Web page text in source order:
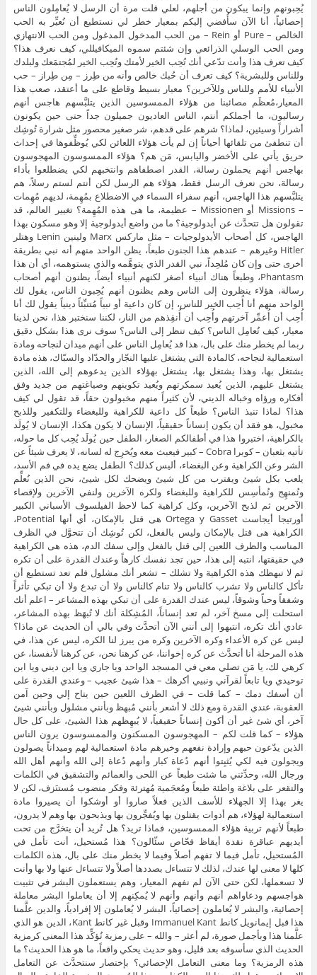
يُحِبونهم وإنما يبكون من أجلهم، لعلي قلت مرة أن الرسل لا يُعامِلون الناس
إحصائياً، أنا الآن سأُفضي إليكم بمعيار خطر لي نستطيع أن نُعيِّر به الحب
الخالص – Pure أو Rein – من الحب المدخول المدغول ومن الحب الانتهازي
ومن الحب الوسلي الذرائعي وإن شئتم سموه الميكافيللي، كيف نعرف هذا؟
كيف تعرف هذا وأنت تدّعي أنك تُحِب الخير لأمتك وتُحِب الخير لمُجتمَعك ولبلدك
وللناس وللبشرية؟ كيف تعرف أن حُبك خالص وأنه من طِرز – مِن طِراز – حب
الأنبياء للأمم وللناس وللآخرين؟ معيار بسيط وقاطع على ما أعتقد، صعب هذا
المعيار،مُعظَم مصائبنا من هؤلاء الممسوسين الذين يتلبَّسهم هاجس أنهم
رساليون، ما أجملكم أنتم، الناس العاديون جميلون جداً حتى حين يكونون
أشراراً وسيئين، لماذا؟ شرهم على قدهم، شر صغير محصور مثل شرارة تُوشِك
أن تنطفئ من تلقائها أحياناً إن لم يأت هؤلاء اللعائن لكي يُوظِّفوها في إحداث
حريق يأتي على الأخضر واليابس، مَن هم؟ هؤلاء الممسوسون المهجوسون
بهاجس أنهم يحملون رسالة، القدر اصطفاهم وانتخبهم لكي يضطلعوا بأداء
رسالة، نحن نعرف الرسل فقط، هؤلاء هم الرسل لكن أنتم لستم رسلاً، هم
يتلبَّسهم هذا الهاجس، أنهم سفراء السماء في الاضطلاع بمُهِمة، لديهم مُهِمات
– Missions أو Missionen – عظيمة، ما هى هذه المُهِمة؟ تغيير العالم، قد
تقولون هل تتحدَّث عن أيدولوجية؟ ما من واضع أيدولوجية إلا وهو مسكون بهذا
الهاجس، كل أصحاب الأيدولوجيات – مثل ماركس Marx ولينين Lenin وهتلر
Hitler وغيرهم – عندهم هذا الجنون طبعاً، يظن الواحد منهم أنه نبي بطريقة
أخرى حتى وإن كان مُلحِداً، نبي القدر الذي يتوهَّمه والذي يستوهمه، أي أن هذا
Phantasm، وطبعاً هناك أنبياء أصغر لكنهم أنبياء أيضاً، يظنون أنهم أصحاب
رسالة، هؤلاء ينظرون إلى الناس وهم يظنون أنهم يُحِبون الناس، يقول لك
الواحد منهم أنا أُحِب الخير للناس، إن كان داعية أو نبياً مُتنبِّئاً دينياً يقول لك أنا
أُحِب أن أُعمِّر آخرتهم وأُحِب أن أُنقِذهم من النار، لكننا سنختبر هذا، نحن لدينا
معيار، كيف تُعامِل الناس؟ كيف تنظر إلى الناس؟ سوف نرى هذا بشكل دقيق
ربما لم يخطر منك على بال، هذا قد يُعامِل الناس على أنهم ميدان لنجاحه ومادة
استعمالية لنجاحه، كالمادة التي يشتغل عليها النجّار والحدّاد والسبّاك، هذه مادة
يشتغل بها، وهذا يشتغل بها، يشتغل بهؤلاء الذين يدعوهم إلى الله، الذين
يشتغل عليهم، الذين يُعيد سمكرتهم ويُعيد تكوينهم وصياغتهم من جديد وفق
أفكاره ورؤاه وخباله الديني، لأن كثيراً منهم مخبولون حقاً، قد تقول لي كيف
هذا؟ لماذا تنبذ الناس؟ طبعاً كل داعية للكراهية وللبغضاء وللتكفير وللذبح
مخبول، هو فقد أن يكون إنساناً حقيقياً، الإنسان لا يكون هكذا، الإنسان لا يُولَد
بالكراهية، اختبروا هذا في أطفالكم الصغار، الطفل حين يُولَد يُحِب كل ما حوله،
تأتيه بثعبان – كوبرا Cobra – كبير فيعبث معه ويُخرِج له لسانه، لا يعرف شيئاً عن
الشر وعن الكراهية وعن البغضاء، أليس كذلك؟ الطفل يضع يده في فم الأسد،
يلعب بكل شيئ ويقترب من كل شيئ ويضحك لكل شيئ، نحن الذين نُعلِّم
ونُمنهِج ونُمأسِس للكراهية وللبغضاء ولكره الآخرين ولنفي الآخرين ولإقصاء
الآخرين ثم لذبح الآخرين، وكل كراهية كما لاحظ الفيلسوف الأسباني الكبير
أورتيجا أيجاست Ortega y Gasset هى قتل بالإمكان، أي أنها Potential،
الكراهية هى قتل بالإمكان وليس بالفعل، لكن تُوشِك أن تتحوَّل في الظرف
المناسب والظرف اللعين إلى قتل بالفعل وإلى سفك الدم، هذه هى الكراهية
في حقيقتها، انتبه إلى هذا، حين تجد نفسك كارهاً وعندك القدرة على أن تكره
ثم لا تبهظك هذه الكراهية ولا تشلك – تشعر أنك مشلول فلم تعد تستطيع أن
تأكل كالناس ولا تشرب كالناس ولا تنام كالناس ولا أن تبدع ولا أن تبكي تأثراً
وشفقاً وحباً وشوقاً، ليس عندك القدرة على أن تبكي بهذه المشاعر – اعلم أنك
استحلت إلى مسخ آخر، لم تعد إنساناً، المُشِكلة أنك لا تُبهَظ بهذه المشاعر،
عادي أنك تكره، انتبهوا إلى أنني الآن أتحدَّث وفي بالي أن الحديث عن ماذا؟
ليس عن كره الأعداء وكره الآخرين وكره من يبرز لنا الكره، ليس عن هذا، في
هذه المرحلة أنا أتحدَّث عن كره إخواننا، عن كرهنا نحن، عن كرهنا لأنفسنا، عن
كرهي لك، يا مَن تصلي معي في المسجد الواحد ويا جاري ويا ابن ديني ويا ابن
توحيدي ويا تابعاً لقرآني ونبيي أكرهك – هذا شيئ عجيب – وعندي القدرة على
أن أسفك دمك – كما قلت – في الظرف اللعين حين يتاح إلي وحين آمن
العقوبة، عندي القدرة ومع ذلك لا أشعر بأنني مُبهظ وبأنني مشلول وبأنني شيئ
آخر، أي شئ غير أن أكون إنساناً حقيقياً، لا يُبهِظهم هذا الشيئ، على كل حال
هؤلاء – كما قلت لكم – المهجوسون المسكنون والممسوسون يرون الناس
الذين يدّعون حبهم وإرادة نفعهم وخيرهم مادة استعمالية لهم وميداناً يصولون
ويجولون فيه لكي يُثبِتوا أنهم دُعاة كبار وأنهم دُعاة إلى الله وأنهم أهل الله
ورجال الله، وحدِّثني ما شئت طبعاً عن اللحى والعمائم والتشقيق في الكلمات
والتقعر على بلاغة واطئة طبعاً ومُعجَمية مُهترئة وفكر منضوب مُستنَزف، لكن لا
يغر بهذا إلا الجهلاء للأسف الذين فعلاً صاروا أو أوشكوا أن يصيروا مادة
استعمالية لهؤلاء، هم أدوات يقتلون بها ويُفجِّرون بها ويذبحون بها وهم لا يدرون،
طبعاً لأنهم تربية هؤلاء الممسوسين، فماذا تريد؟ هل تُريد أن يتخرَّج من تحت
أيديهم عباقرة نقدة أيقاظ فحّاص سئّالون؟ هذا مُستحيل، أنت تأمل في
المُستحيل، تأمل فيما لا تفهم أصلاً وفيما لا يخطر منك على بال، هذه الكلمات
كلها لا معنى لها عندك، لذلك لا تتساءل بصددها أصلاً ولا تتساءل عنها ولا بها وأنت
لا تسعملها، لكن حتى الآن لم نفهم المعيار، وهم يستعملون البشر في تثبيت
هواجسهم ودعاواهم أنهم وأنهم وأنهم لا يُمكِنهم إلا أن يعاملوا البشر معاملة
إحصائية، والبشر لا يُعاملون إحصائياً، البشر لا يُعاملون إلا إفرادياً، والدين علَّمنا
هذا قبل إيمانويل كانط Immanuel Kant وقبل غير كانط Kant، الدين هو الذي
علَّمنا هذا وبأجمل صورة، لم أعثر – والله – على رمزية تُؤكِّد هذا المعنى كرمزية
الحديث الذي سأسوقه بعد قليل، وهو حديث يحكي واقعاً، ما هو هذا الحديث؟ ما
هذه الرمزية؟ وما معنى التعامل الإحصائي؟ بإختصار سنتحدَّث عن التعامل